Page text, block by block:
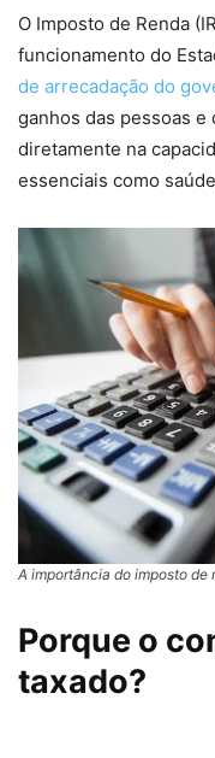
O Imposto de Renda
funcionamento do
de arrecadação do
ganhos das pessoas
diretamente na
essenciais como
A importância do imposto de
Porque o
taxado?